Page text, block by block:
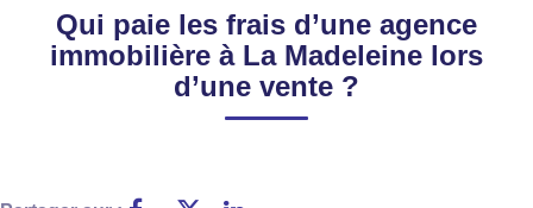
LOUER
VENDRE
Qui paie les frais d’une agence
immobilière à La Madeleine lors
d’une vente ?